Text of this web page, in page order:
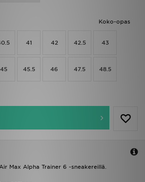
Koko-opas
41 42 42.5 43
45 45.5 46 47.5 48.5
Max Alpha Trainer 6 -sneakereillä.